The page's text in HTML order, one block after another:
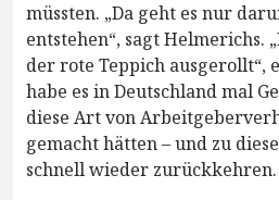
müssten. „Da geht es nur
entstehen“, sagt Helmerichs.
der rote Teppich ausgerollt“,
habe es in Deutschland mal
diese Art von
gemacht hätten – und zu
schnell wieder zurückkehren.